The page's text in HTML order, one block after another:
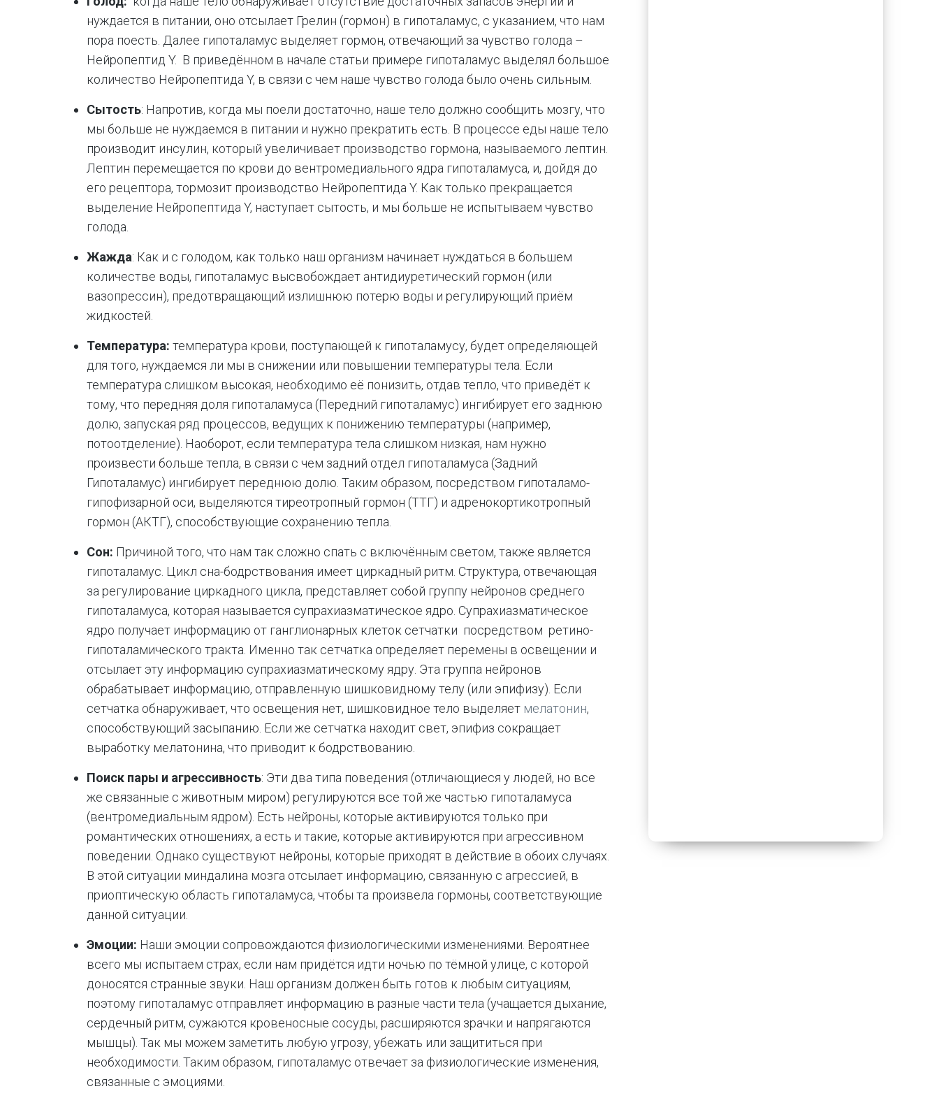
нуждается в питании, оно отсылает Грелин (гормон) в гипоталамус, с указанием, что нам
пора поесть. Далее гипоталамус выделяет гормон, отвечающий за чувство голода –
Нейропептид Y. В приведённом в начале статьи примере гипоталамус выделял большое
количество Нейропептида Y, в связи с чем наше чувство голода было очень сильным.
Сытость: Напротив, когда мы поели достаточно, наше тело должно сообщить мозгу, что
мы больше не нуждаемся в питании и нужно прекратить есть. В процессе еды наше тело
производит инсулин, который увеличивает производство гормона, называемого лептин.
Лептин перемещается по крови до вентромедиального ядра гипоталамуса, и, дойдя до
его рецептора, тормозит производство Нейропептида Y. Как только прекращается
выделение Нейропептида Y, наступает сытость, и мы больше не испытываем чувство
голода.
Жажда: Как и с голодом, как только наш организм начинает нуждаться в большем
количестве воды, гипоталамус высвобождает антидиуретический гормон (или
вазопрессин), предотвращающий излишнюю потерю воды и регулирующий приём
жидкостей.
Температура: температура крови, поступающей к гипоталамусу, будет определяющей
для того, нуждаемся ли мы в снижении или повышении температуры тела. Если
температура слишком высокая, необходимо её понизить, отдав тепло, что приведёт к
тому, что передняя доля гипоталамуса (Передний гипоталамус) ингибирует его заднюю
долю, запуская ряд процессов, ведущих к понижению температуры (например,
потоотделение). Наоборот, если температура тела слишком низкая, нам нужно
произвести больше тепла, в связи с чем задний отдел гипоталамуса (Задний
Гипоталамус) ингибирует переднюю долю. Таким образом, посредством гипоталамо-
гипофизарной оси, выделяются тиреотропный гормон (ТТГ) и адренокортикотропный
гормон (АКТГ), способствующие сохранению тепла.
Сон: Причиной того, что нам так сложно спать с включённым светом, также является
гипоталамус. Цикл сна-бодрствования имеет циркадный ритм. Структура, отвечающая
за регулирование циркадного цикла, представляет собой группу нейронов среднего
гипоталамуса, которая называется супрахиазматическое ядро. Cупрахиазматическое
ядро получает информацию от ганглионарных клеток сетчатки посредством ретино-
гипоталамического тракта. Именно так сетчатка определяет перемены в освещении и
отсылает эту информацию супрахиазматическому ядру. Эта группа нейронов
обрабатывает информацию, отправленную шишковидному телу (или эпифизу). Если
сетчатка обнаруживает, что освещения нет, шишковидное тело выделяет мелатонин,
способствующий засыпанию. Если же сетчатка находит свет, эпифиз сокращает
выработку мелатонина, что приводит к бодрствованию.
Поиск пары и агрессивность: Эти два типа поведения (отличающиеся у людей, но все
же связанные с животным миром) регулируются все той же частью гипоталамуса
(вентромедиальным ядром). Есть нейроны, которые активируются только при
романтических отношениях, а есть и такие, которые активируются при агрессивном
поведении. Однако существуют нейроны, которые приходят в действие в обоих случаях.
В этой ситуации миндалина мозга отсылает информацию, связанную с агрессией, в
приоптическую область гипоталамуса, чтобы та произвела гормоны, соответствующие
данной ситуации.
Эмоции: Наши эмоции сопровождаются физиологическими изменениями. Вероятнее
всего мы испытаем страх, если нам придётся идти ночью по тёмной улице, с которой
доносятся странные звуки. Наш организм должен быть готов к любым ситуациям,
поэтому гипоталамус отправляет информацию в разные части тела (учащается дыхание,
сердечный ритм, сужаются кровеносные сосуды, расширяются зрачки и напрягаются
мышцы). Так мы можем заметить любую угрозу, убежать или защититься при
необходимости. Таким образом, гипоталамус отвечает за физиологические изменения,
связанные с эмоциями.